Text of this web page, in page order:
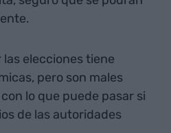
elecciones tiene
pero son males
lo que puede pasar si
de las autoridades